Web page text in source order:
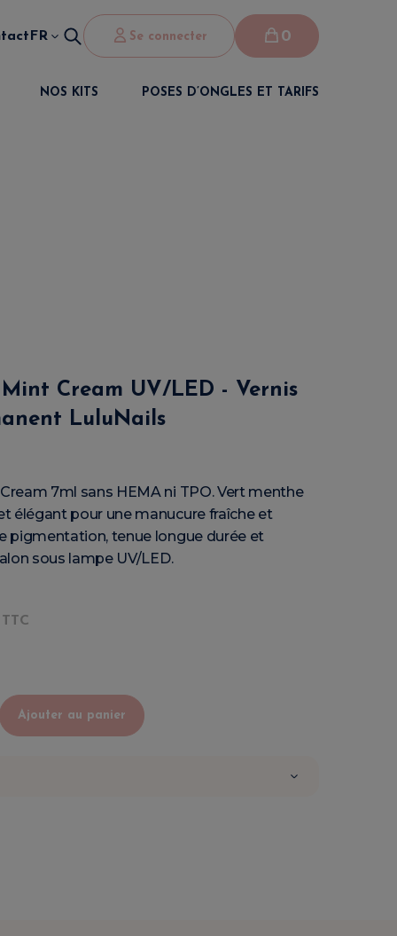
FR Se connecter 0
NOS KITS POSES D’ONGLES ET TARIFS
Cream UV/LED - Vernis
LuluNails
7ml sans HEMA ni TPO. Vert menthe
élégant pour une manucure fraîche et
pigmentation, tenue longue durée et
sous lampe UV/LED.
TTC
Ajouter au panier